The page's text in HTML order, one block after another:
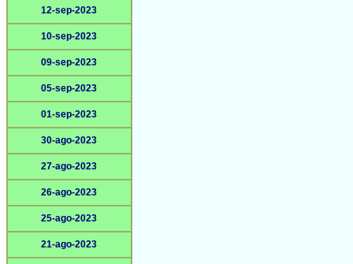
12-sep-2023
10-sep-2023
09-sep-2023
05-sep-2023
01-sep-2023
30-ago-2023
27-ago-2023
26-ago-2023
25-ago-2023
21-ago-2023